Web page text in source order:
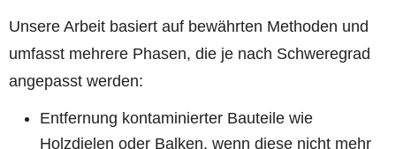
Unsere Arbeit basiert auf bewährten Methoden und
umfasst mehrere Phasen, die je nach Schweregrad
angepasst werden:
Entfernung kontaminierter Bauteile wie
Holzdielen oder Balken, wenn diese nicht mehr